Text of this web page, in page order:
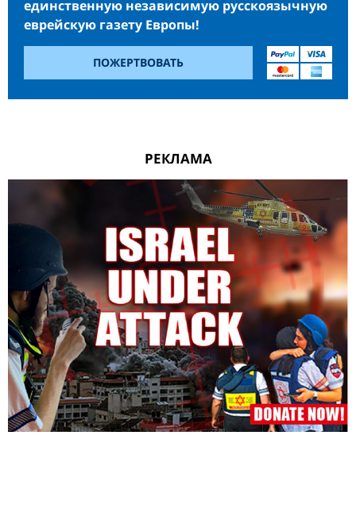
единственную независимую русскоязычную
еврейскую газету Европы!
ПОЖЕРТВОВАТЬ
РЕКЛАМА